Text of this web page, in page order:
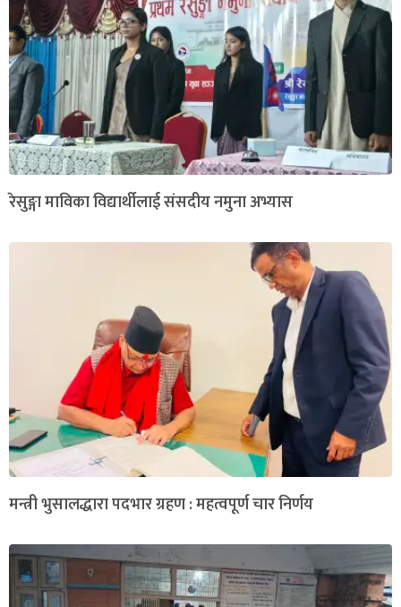
रेसुङ्गा माविका विद्यार्थीलाई संसदीय नमुना अभ्यास
मन्त्री भुसालद्धारा पदभार ग्रहण : महत्वपूर्ण चार निर्णय